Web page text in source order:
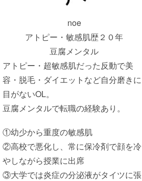
noe
アトピー・敏感肌歴２０年
豆腐メンタル
アトピー・超敏感肌だった反動で美
容・脱毛・ダイエットなど自分磨きに
目がないOL。
豆腐メンタルで転職の経験あり。
①幼少から重度の敏感肌
②高校で悪化し、常に保冷剤で顔を冷
やしながら授業に出席
③大学では炎症の分泌液がタイツに張